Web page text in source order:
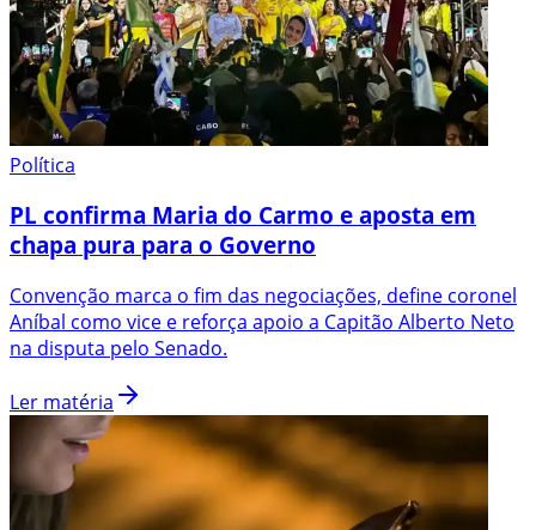
Política
PL confirma Maria do Carmo e aposta em
chapa pura para o Governo
Convenção marca o fim das negociações, define coronel
Aníbal como vice e reforça apoio a Capitão Alberto Neto
na disputa pelo Senado.
Ler matéria